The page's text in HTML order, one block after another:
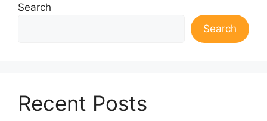
Search
Search
Recent Posts